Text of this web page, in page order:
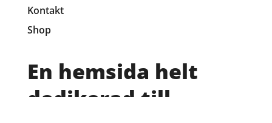
Kontakt
Shop
En hemsida helt
dedikerad till